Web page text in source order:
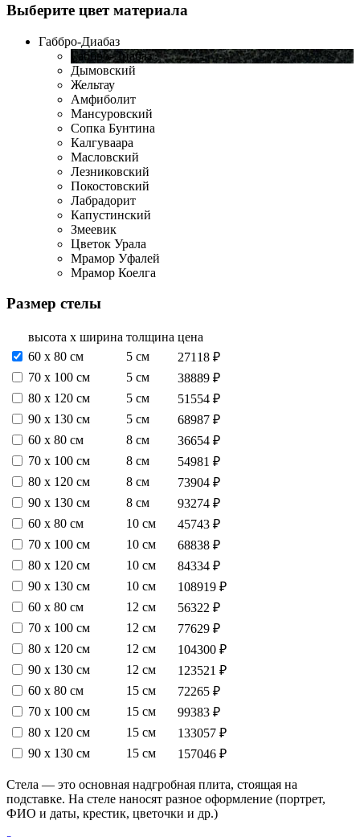
Выберите цвет материала
Габбро-Диабаз
Габбро-Диабаз
Дымовский
Жельтау
Амфиболит
Мансуровский
Сопка Бунтина
Калгуваара
Масловский
Лезниковский
Покостовский
Лабрадорит
Капустинский
Змеевик
Цветок Урала
Мрамор Уфалей
Мрамор Коелга
Размер стелы
высота х ширина толщина цена
60 х 80 см
5 см
27118 ₽
70 х 100 см
5 см
38889 ₽
80 х 120 см
5 см
51554 ₽
90 х 130 см
5 см
68987 ₽
60 х 80 см
8 см
36654 ₽
70 х 100 см
8 см
54981 ₽
80 х 120 см
8 см
73904 ₽
90 х 130 см
8 см
93274 ₽
60 х 80 см
10 см
45743 ₽
70 х 100 см
10 см
68838 ₽
80 х 120 см
10 см
84334 ₽
90 х 130 см
10 см
108919 ₽
60 х 80 см
12 см
56322 ₽
70 х 100 см
12 см
77629 ₽
80 х 120 см
12 см
104300 ₽
90 х 130 см
12 см
123521 ₽
60 х 80 см
15 см
72265 ₽
70 х 100 см
15 см
99383 ₽
80 х 120 см
15 см
133057 ₽
90 х 130 см
15 см 157046 ₽
Стела — это основная надгробная плита, стоящая на
подставке. На стеле наносят разное оформление (портрет,
ФИО и даты, крестик, цветочки и др.)